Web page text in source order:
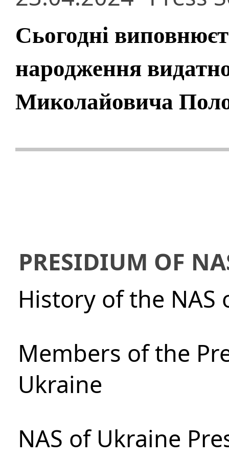
Сьогодні
народження
Миколайовича
PRESIDIUM OF
History of the NAS
Members of the
Ukraine
NAS of Ukraine